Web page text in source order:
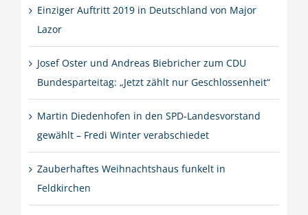
Einziger Auftritt 2019 in Deutschland von Major
Lazor
Josef Oster und Andreas Biebricher zum CDU
Bundesparteitag: „Jetzt zählt nur Geschlossenheit“
Martin Diedenhofen in den SPD-Landesvorstand
gewählt – Fredi Winter verabschiedet
Zauberhaftes Weihnachtshaus funkelt in
Feldkirchen